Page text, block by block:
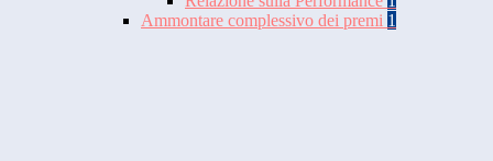
Ammontare complessivo dei premi 1